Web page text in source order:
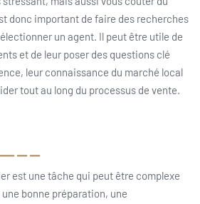
donc important de faire des recherches
un agent. Il peut être utile de
et de leur poser des questions clé
leur connaissance du marché local
tout au long du processus de vente.
est une tâche qui peut être complexe
bonne préparation, une